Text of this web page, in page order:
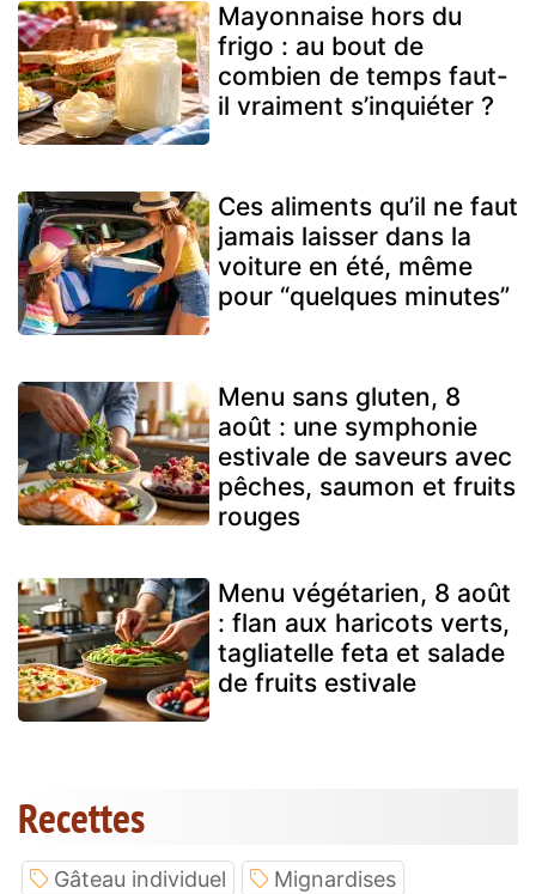
Mayonnaise hors du
frigo : au bout de
combien de temps faut-
il vraiment s’inquiéter ?
Ces aliments qu’il ne faut
jamais laisser dans la
voiture en été, même
pour “quelques minutes”
Menu sans gluten, 8
août : une symphonie
estivale de saveurs avec
pêches, saumon et fruits
rouges
Menu végétarien, 8 août
: flan aux haricots verts,
tagliatelle feta et salade
de fruits estivale
Recettes
Gâteau individuel
Mignardises